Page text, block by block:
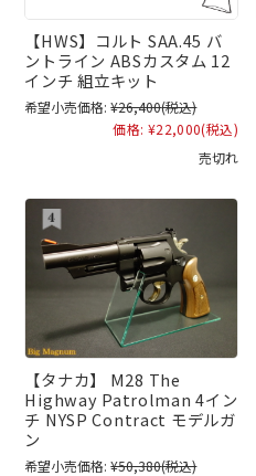
【HWS】コルト SAA.45 バ
ントライン ABSカスタム 12
インチ 組立キット
希望小売価格: ¥26,400(税込)
価格: ¥22,000(税込)
売切れ
【タナカ】 M28 The
Highway Patrolman 4イン
チ NYSP Contract モデルガ
ン
希望小売価格: ¥50,380(税込)